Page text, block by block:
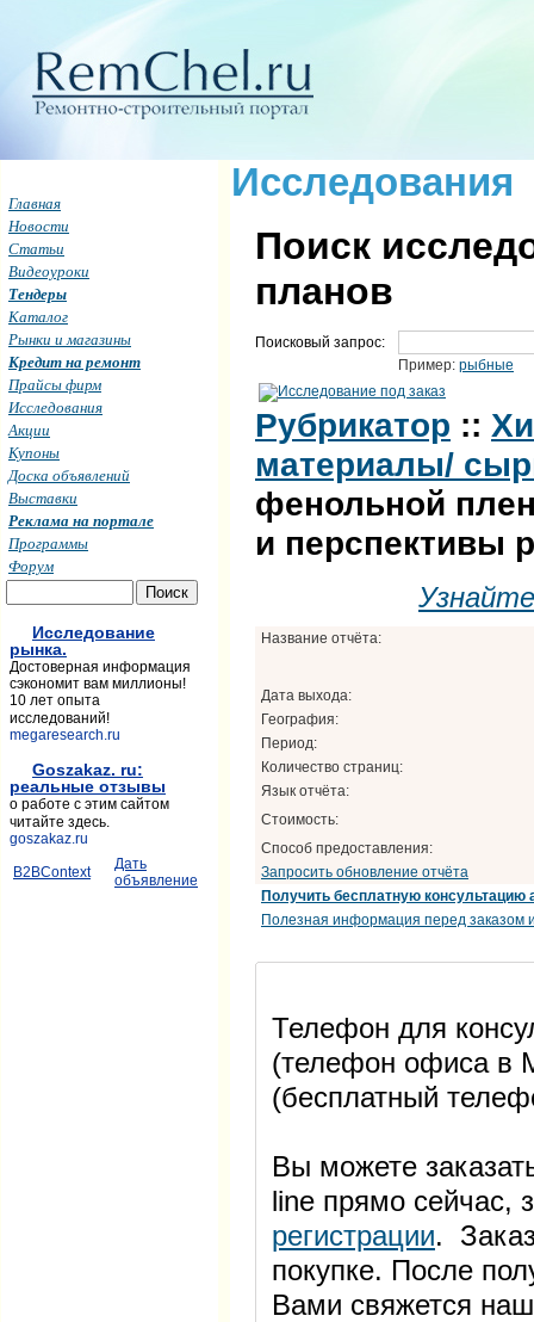
Исследования
Поиск
планов
Поисковый запрос:
Пример: рыбные
Рубрикатор ::
материалы/
фенольной
и перспективы
Название отчёта:
Дата выхода:
География:
Период:
Количество страниц:
Язык отчёта:
Стоимость:
Способ предоставления:
Запросить обновление отчёта
Получить бесплатную консультацию
Полезная информация перед заказом
Телефон для
(телефон офиса в
(бесплатный
Вы можете
line прямо
регистрации.
покупке. После
Вами свяжется
Главная
Новости
Статьи
Видеоуроки
Тендеры
Каталог
Рынки и магазины
Кредит на ремонт
Прайсы фирм
Исследования
Акции
Купоны
Доска объявлений
Выставки
Реклама на портале
Программы
Форум
Исследование
рынка.
Достоверная информация
сэкономит вам миллионы!
10 лет опыта
исследований!
megaresearch.ru
Goszakaz. ru:
реальные отзывы
о работе с этим сайтом
читайте здесь.
goszakaz.ru
B2BContext
Дать
объявление